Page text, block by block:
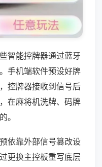
智能控牌器通过蓝牙
手机端软件预设好牌
控牌器接收到信号后
在麻将机洗牌、码牌
。
依靠外部信号篡改设
更换主控板重写底层